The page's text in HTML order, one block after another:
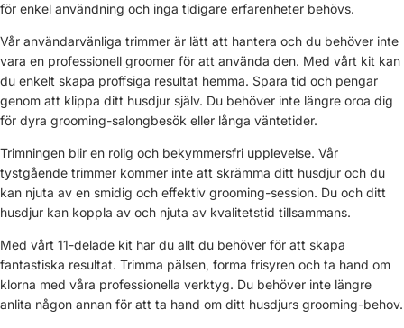
för enkel användning och inga tidigare erfarenheter behövs.
Vår användarvänliga trimmer är lätt att hantera och du behöver inte
vara en professionell groomer för att använda den. Med vårt kit kan
du enkelt skapa proffsiga resultat hemma. Spara tid och pengar
genom att klippa ditt husdjur själv. Du behöver inte längre oroa dig
för dyra grooming-salongbesök eller långa väntetider.
Trimningen blir en rolig och bekymmersfri upplevelse. Vår
tystgående trimmer kommer inte att skrämma ditt husdjur och du
kan njuta av en smidig och effektiv grooming-session. Du och ditt
husdjur kan koppla av och njuta av kvalitetstid tillsammans.
Med vårt 11-delade kit har du allt du behöver för att skapa
fantastiska resultat. Trimma pälsen, forma frisyren och ta hand om
klorna med våra professionella verktyg. Du behöver inte längre
anlita någon annan för att ta hand om ditt husdjurs grooming-behov.